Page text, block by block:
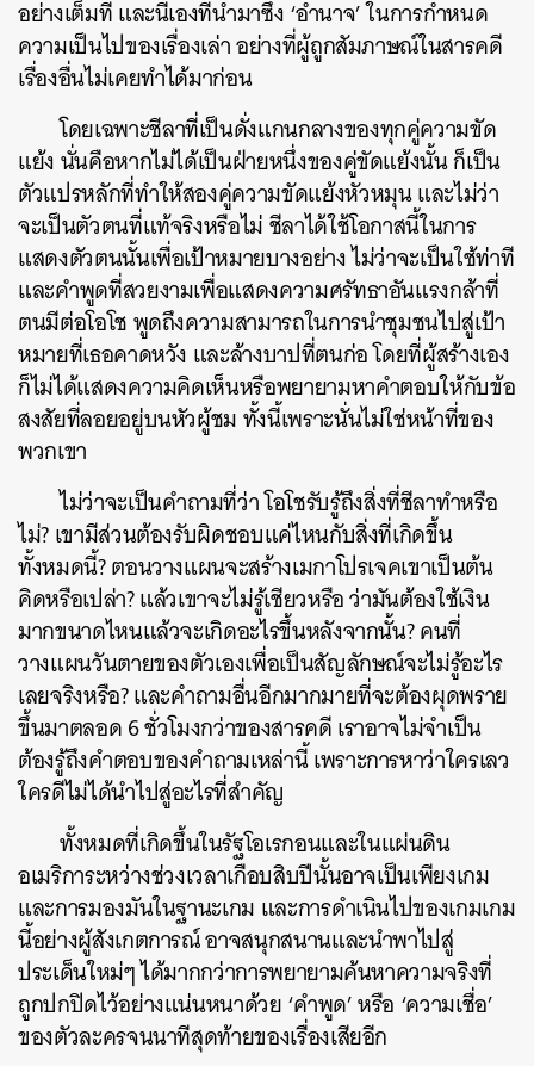
อย่างเต็มที่ และนี่เองที่นำมาซึ่ง ‘อำนาจ’ ในการกำหนด
ความเป็นไปของเรื่องเล่า อย่างที่ผู้ถูกสัมภาษณ์ในสารคดี
เรื่องอื่นไม่เคยทำได้มาก่อน
โดยเฉพาะชีลาที่เป็นดั่งแกนกลางของทุกคู่ความขัด
แย้ง นั่นคือหากไม่ได้เป็นฝ่ายหนึ่งของคู่ขัดแย้งนั้น ก็เป็น
ตัวแปรหลักที่ทำให้สองคู่ความขัดแย้งหัวหมุน และไม่ว่า
จะเป็นตัวตนที่แท้จริงหรือไม่ ชีลาได้ใช้โอกาสนี้ในการ
แสดงตัวตนนั้นเพื่อเป้าหมายบางอย่าง ไม่ว่าจะเป็นใช้ท่าที
และคำพูดที่สวยงามเพื่อแสดงความศรัทธาอันแรงกล้าที่
ตนมีต่อโอโช พูดถึงความสามารถในการนำชุมชนไปสู่เป้า
หมายที่เธอคาดหวัง และล้างบาปที่ตนก่อ โดยที่ผู้สร้างเอง
ก็ไม่ได้แสดงความคิดเห็นหรือพยายามหาคำตอบให้กับข้อ
สงสัยที่ลอยอยู่บนหัวผู้ชม ทั้งนี้เพราะนั่นไม่ใช่หน้าที่ของ
พวกเขา
ไม่ว่าจะเป็นคำถามที่ว่า โอโชรับรู้ถึงสิ่งที่ชีลาทำหรือ
ไม่? เขามีส่วนต้องรับผิดชอบแค่ไหนกับสิ่งที่เกิดขึ้น
ทั้งหมดนี้? ตอนวางแผนจะสร้างเมกาโปรเจคเขาเป็นต้น
คิดหรือเปล่า? แล้วเขาจะไม่รู้เชียวหรือ ว่ามันต้องใช้เงิน
มากขนาดไหนแล้วจะเกิดอะไรขึ้นหลังจากนั้น? คนที่
วางแผนวันตายของตัวเองเพื่อเป็นสัญลักษณ์จะไม่รู้อะไร
เลยจริงหรือ? และคำถามอื่นอีกมากมายที่จะต้องผุดพราย
ขึ้นมาตลอด 6 ชั่วโมงกว่าของสารคดี เราอาจไม่จำเป็น
ต้องรู้ถึงคำตอบของคำถามเหล่านี้ เพราะการหาว่าใครเลว
ใครดีไม่ได้นำไปสู่อะไรที่สำคัญ
ทั้งหมดที่เกิดขึ้นในรัฐโอเรกอนและในแผ่นดิน
อเมริการะหว่างช่วงเวลาเกือบสิบปีนั้นอาจเป็นเพียงเกม
และการมองมันในฐานะเกม และการดำเนินไปของเกมเกม
นี้อย่างผู้สังเกตการณ์ อาจสนุกสนานและนำพาไปสู่
ประเด็นใหม่ๆ ได้มากกว่าการพยายามค้นหาความจริงที่
ถูกปกปิดไว้อย่างแน่นหนาด้วย ‘คำพูด’ หรือ ‘ความเชื่อ’
ของตัวละครจนนาทีสุดท้ายของเรื่องเสียอีก